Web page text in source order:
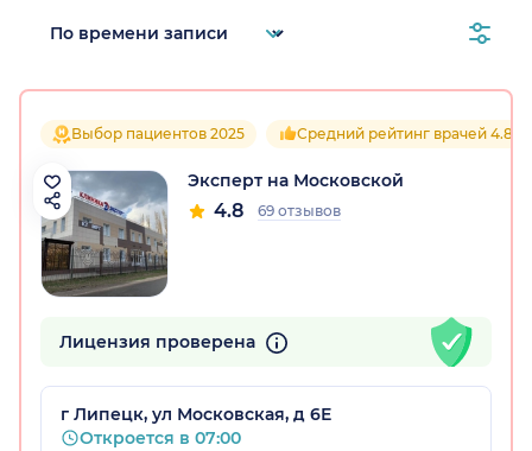
Выбор пациентов 2025 Средний рейтинг врачей 4.8
Эксперт на Московской
4.8 69 отзывов
Лицензия проверена
г Липецк, ул Московская, д 6Е
Откроется в 07:00